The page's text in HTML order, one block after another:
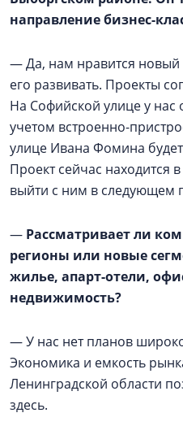
направление бизнес-
— Да, нам нравится
его развивать. Проекты
На Софийской улице у нас
учетом встроенно-
улице Ивана Фомина
Проект сейчас находится
выйти с ним в следующем
— Рассматривает ли
регионы или новые
жилье, апарт-отели,
недвижимость?
— У нас нет планов
Экономика и емкость
Ленинградской области
здесь.